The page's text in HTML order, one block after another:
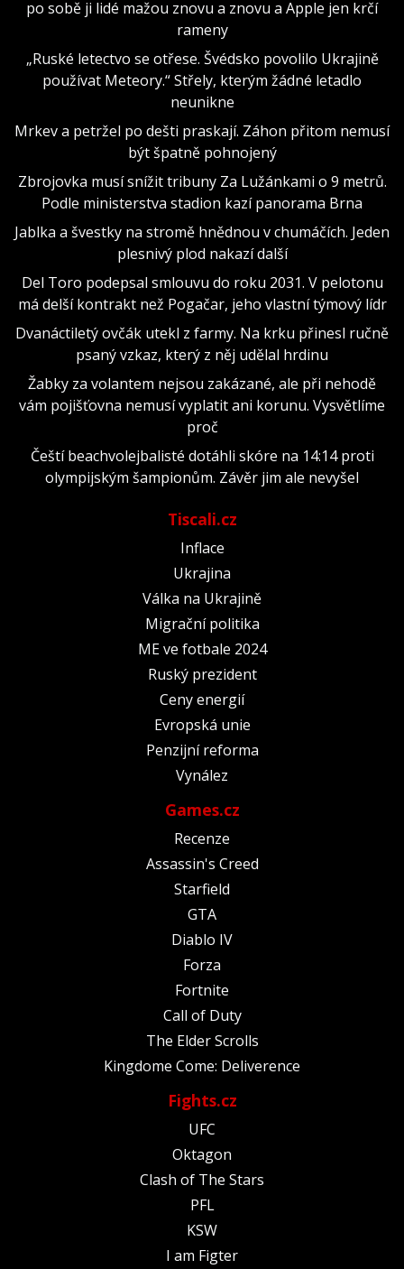
po sobě ji lidé mažou znovu a znovu a Apple jen krčí
rameny
„Ruské letectvo se otřese. Švédsko povolilo Ukrajině
používat Meteory.“ Střely, kterým žádné letadlo
neunikne
Mrkev a petržel po dešti praskají. Záhon přitom nemusí
být špatně pohnojený
Zbrojovka musí snížit tribuny Za Lužánkami o 9 metrů.
Podle ministerstva stadion kazí panorama Brna
Jablka a švestky na stromě hnědnou v chumáčích. Jeden
plesnivý plod nakazí další
Del Toro podepsal smlouvu do roku 2031. V pelotonu
má delší kontrakt než Pogačar, jeho vlastní týmový lídr
Dvanáctiletý ovčák utekl z farmy. Na krku přinesl ručně
psaný vzkaz, který z něj udělal hrdinu
Žabky za volantem nejsou zakázané, ale při nehodě
vám pojišťovna nemusí vyplatit ani korunu. Vysvětlíme
proč
Čeští beachvolejbalisté dotáhli skóre na 14:14 proti
olympijským šampionům. Závěr jim ale nevyšel
Tiscali.cz
Inflace
Ukrajina
Válka na Ukrajině
Migrační politika
ME ve fotbale 2024
Ruský prezident
Ceny energií
Evropská unie
Penzijní reforma
Vynález
Games.cz
Recenze
Assassin's Creed
Starfield
GTA
Diablo IV
Forza
Fortnite
Call of Duty
The Elder Scrolls
Kingdome Come: Deliverence
Fights.cz
UFC
Oktagon
Clash of The Stars
PFL
KSW
I am Figter